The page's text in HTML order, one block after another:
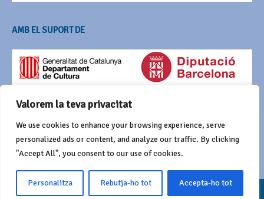
Valorem la teva privacitat
We use cookies to enhance your browsing experience, serve
personalized ads or content, and analyze our traffic. By clicking
"Accept All", you consent to our use of cookies.
Personalitza Rebutja-ho tot Accepta-ho tot
AMB EL SUPORT DE
© 2016 Agrupació del Bestiari Festiu i Popular de Catalunya